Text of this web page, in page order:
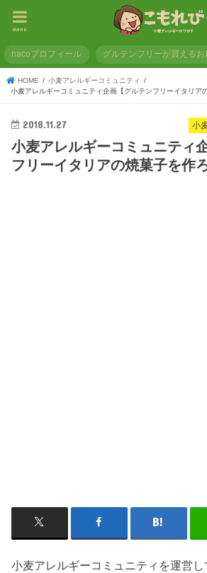
menu
nacoプロフィール グルテンフリーが買えるお
HOME
小麦アレルギーコミュニティ
小麦アレルギーコミュニティ企画【グルテンフリーイタリア
小
2018.11.27
小麦アレルギーコミュニティ
フリーイタリアの焼菓子を作ろ
小麦アレルギーコミュニティを運営し